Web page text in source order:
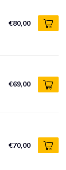
€80,00
€69,00
€70,00